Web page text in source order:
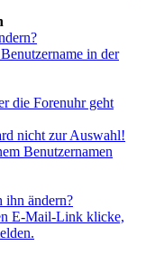
in der
die Forenuhr geht
nicht zur Auswahl!
Benutzernamen
ihn ändern?
E-Mail-Link klicke,